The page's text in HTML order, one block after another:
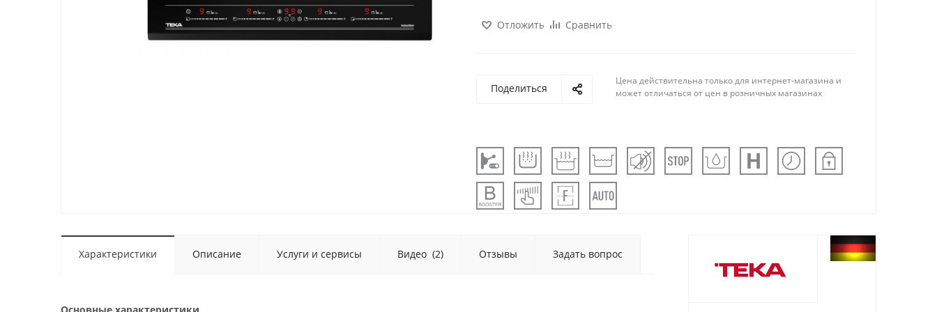
Отложить Сравнить
Поделиться
Цена действительна только для интернет-магазина и
может отличаться от цен в розничных магазинах
Характеристики Описание Услуги и сервисы Видео (2) Отзывы Задать вопрос